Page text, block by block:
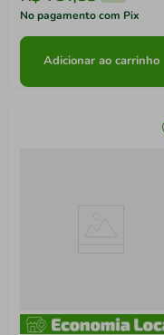
No pagamento com Pix
Adicionar ao carrinho